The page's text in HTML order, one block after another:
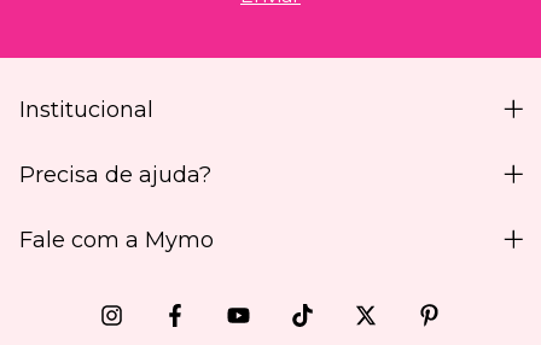
Institucional
Precisa de ajuda?
Fale com a Mymo